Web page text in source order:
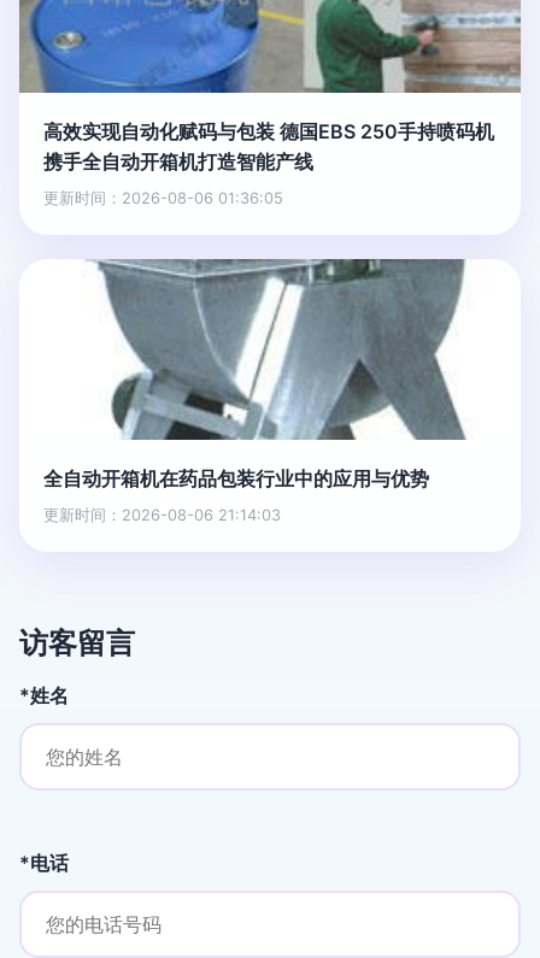
高效实现自动化赋码与包装 德国EBS 250手持喷码机
携手全自动开箱机打造智能产线
更新时间：2026-08-06 01:36:05
全自动开箱机在药品包装行业中的应用与优势
更新时间：2026-08-06 21:14:03
访客留言
*姓名
*电话